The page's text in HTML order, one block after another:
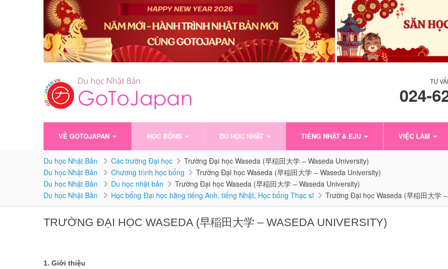
TƯ
024-
VỀ GOTOJAPAN HỌC BỔNG DU HỌC NHẬT TIẾNG NHẬT & EJU VIỆC LÀM
Du học Nhật Bản Các trường Đại học
Trường Đại học Waseda (早稲田大学 – Waseda University)
Du học Nhật Bản
Chương trình học bổng
Trường Đại học Waseda (早稲田大学 – Waseda University)
Du học Nhật Bản
Du học nhật bản
Trường Đại học Waseda (早稲田大学 – Waseda University)
Du học Nhật Bản
Học bổng Đại học bằng tiếng Anh, tiếng Nhật, Học bổng Thạc sĩ Trường Đại học Waseda (早稲田大学
TRƯỜNG ĐẠI HỌC WASEDA (早稲田大学 – WASEDA UNIVERSITY)
1. Giới thiệu